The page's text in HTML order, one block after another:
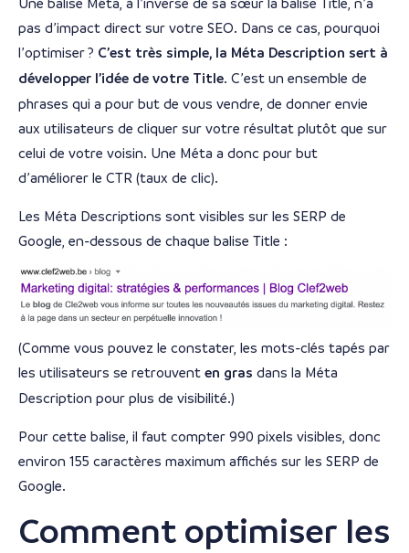
Une balise Méta, à l’inverse de sa sœur la balise Title, n’a
pas d’impact direct sur votre SEO. Dans ce cas, pourquoi
l’optimiser ? C’est très simple, la Méta Description sert à
développer l’idée de votre Title. C’est un ensemble de
phrases qui a pour but de vous vendre, de donner envie
aux utilisateurs de cliquer sur votre résultat plutôt que sur
celui de votre voisin. Une Méta a donc pour but
d’améliorer le CTR (taux de clic).
Les Méta Descriptions sont visibles sur les SERP de
Google, en-dessous de chaque balise Title :
(Comme vous pouvez le constater, les mots-clés tapés par
les utilisateurs se retrouvent en gras dans la Méta
Description pour plus de visibilité.)
Pour cette balise, il faut compter 990 pixels visibles, donc
environ 155 caractères maximum affichés sur les SERP de
Google.
Comment optimiser les